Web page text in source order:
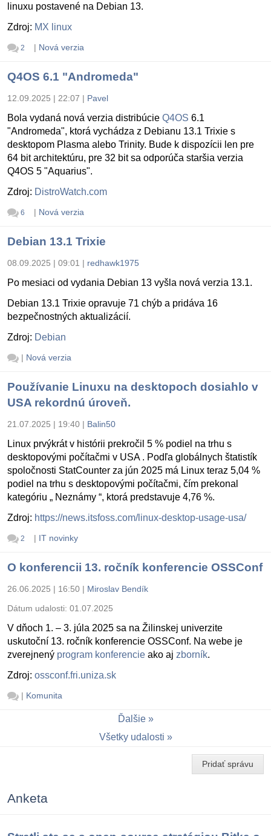
linuxu postavené na Debian 13.
Zdroj: MX linux
2 | Nová verzia
Q4OS 6.1 "Andromeda"
12.09.2025 | 22:07 | Pavel
Bola vydaná nová verzia distribúcie Q4OS 6.1
"Andromeda", ktorá vychádza z Debianu 13.1 Trixie s
desktopom Plasma alebo Trinity. Bude k dispozícii len pre
64 bit architektúru, pre 32 bit sa odporúča staršia verzia
Q4OS 5 "Aquarius".
Zdroj: DistroWatch.com
6 | Nová verzia
Debian 13.1 Trixie
08.09.2025 | 09:01 | redhawk1975
Po mesiaci od vydania Debian 13 vyšla nová verzia 13.1.
Debian 13.1 Trixie opravuje 71 chýb a pridáva 16
bezpečnostných aktualizácií.
Zdroj: Debian
| Nová verzia
Používanie Linuxu na desktopoch dosiahlo v
USA rekordnú úroveň.
21.07.2025 | 19:40 | Balin50
Linux prvýkrát v histórii prekročil 5 % podiel na trhu s
desktopovými počítačmi v USA . Podľa globálnych štatistík
spoločnosti StatCounter za jún 2025 má Linux teraz 5,04 %
podiel na trhu s desktopovými počítačmi, čím prekonal
kategóriu „ Neznámy “, ktorá predstavuje 4,76 %.
Zdroj: https://news.itsfoss.com/linux-desktop-usage-usa/
2 | IT novinky
O konferencii 13. ročník konferencie OSSConf
26.06.2025 | 16:50 | Miroslav Bendík
Dátum udalosti: 01.07.2025
V dňoch 1. – 3. júla 2025 sa na Žilinskej univerzite
uskutoční 13. ročník konferencie OSSConf. Na webe je
zverejnený program konferencie ako aj zborník.
Zdroj: ossconf.fri.uniza.sk
| Komunita
Ďalšie
Všetky udalosti
Pridať správu
Anketa